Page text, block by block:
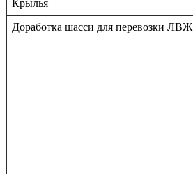
Крылья
Доработка шасси для перевозки ЛВЖ